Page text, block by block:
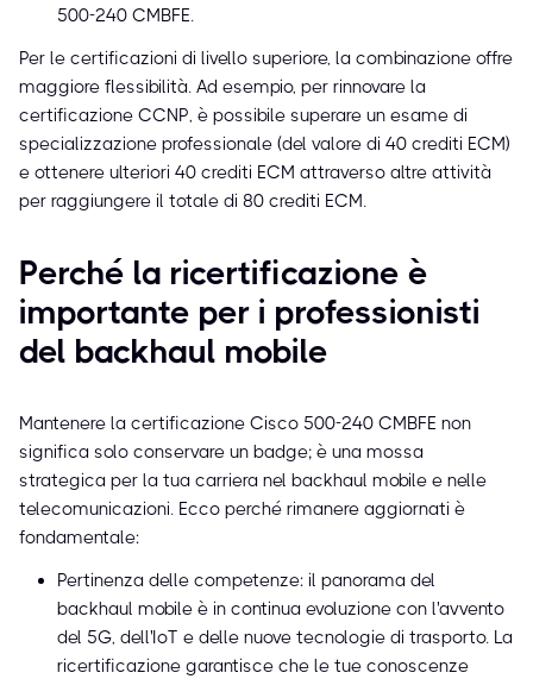
500-240 CMBFE.
Per le certificazioni di livello superiore, la combinazione offre
maggiore flessibilità. Ad esempio, per rinnovare la
certificazione CCNP, è possibile superare un esame di
specializzazione professionale (del valore di 40 crediti ECM)
e ottenere ulteriori 40 crediti ECM attraverso altre attività
per raggiungere il totale di 80 crediti ECM.
Perché la ricertificazione è
importante per i professionisti
del backhaul mobile
Mantenere la certificazione Cisco 500-240 CMBFE non
significa solo conservare un badge; è una mossa
strategica per la tua carriera nel backhaul mobile e nelle
telecomunicazioni. Ecco perché rimanere aggiornati è
fondamentale:
Pertinenza delle competenze: il panorama del
backhaul mobile è in continua evoluzione con l'avvento
del 5G, dell'IoT e delle nuove tecnologie di trasporto. La
ricertificazione garantisce che le tue conoscenze